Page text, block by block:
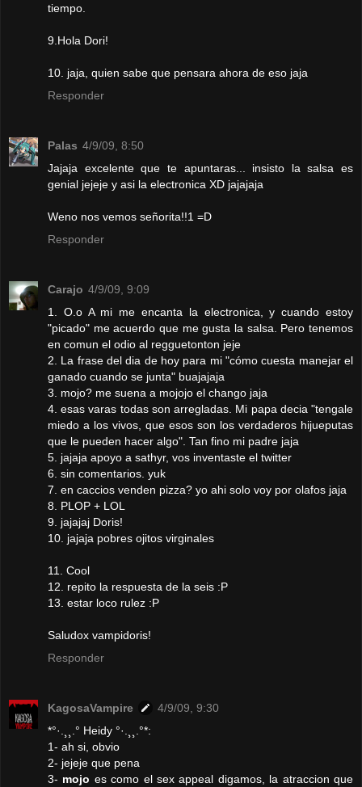
tiempo.
9.Hola Dori!
10. jaja, quien sabe que pensara ahora de eso jaja
Responder
Palas 4/9/09, 8:50
Jajaja excelente que te apuntaras... insisto la salsa es
genial jejeje y asi la electronica XD jajajaja
Weno nos vemos señorita!!1 =D
Responder
Carajo 4/9/09, 9:09
1. O.o A mi me encanta la electronica, y cuando estoy
"picado" me acuerdo que me gusta la salsa. Pero tenemos
en comun el odio al regguetonton jeje
2. La frase del dia de hoy para mi "cómo cuesta manejar el
ganado cuando se junta" buajajaja
3. mojo? me suena a mojojo el chango jaja
4. esas varas todas son arregladas. Mi papa decia "tengale
miedo a los vivos, que esos son los verdaderos hijueputas
que le pueden hacer algo". Tan fino mi padre jaja
5. jajaja apoyo a sathyr, vos inventaste el twitter
6. sin comentarios. yuk
7. en caccios venden pizza? yo ahi solo voy por olafos jaja
8. PLOP + LOL
9. jajajaj Doris!
10. jajaja pobres ojitos virginales
11. Cool
12. repito la respuesta de la seis :P
13. estar loco rulez :P
Saludox vampidoris!
Responder
KagosaVampire
4/9/09, 9:30
*°·.¸¸.° Heidy °·.¸¸.°*:
1- ah si, obvio
2- jejeje que pena
3- mojo es como el sex appeal digamos, la atraccion que